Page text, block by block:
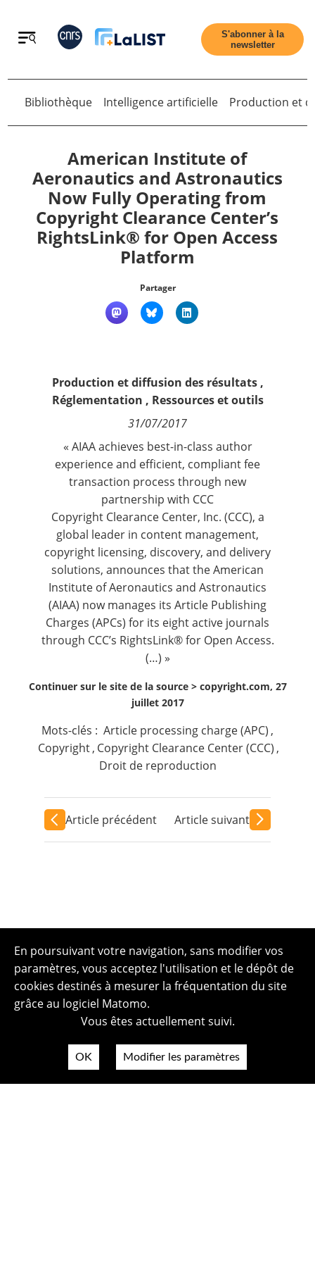
Retour
Accueil
Tous les articles
S'abonner à la
newsletter
Retour
Bibliothèque Intelligence artificielle Production et
American Institute of
Aeronautics and Astronautics
Now Fully Operating from
Copyright Clearance Center’s
RightsLink® for Open Access
Platform
Partager
Production et diffusion des résultats,
Réglementation , Ressources et outils
31/07/2017
« AIAA achieves best-in-class author
experience and efficient, compliant fee
transaction process through new
partnership with CCC
Copyright Clearance Center, Inc. (CCC), a
global leader in content management,
copyright licensing, discovery, and delivery
solutions, announces that theAmerican
Institute of Aeronautics and Astronautics
(AIAA) now manages its Article Publishing
Charges (APCs) for its eight active journals
through CCC’s RightsLink® for Open Access.
(…) »
Continuer sur le site de la source > copyright.com, 27
juillet 2017
Mots-clés : Article processing charge (APC) ,
Copyright, Copyright Clearance Center (CCC) ,
Droit de reproduction
Article précédent Article suivant
En poursuivant votre navigation, sans modifier vos
paramètres, vous acceptez l'utilisation et le dépôt de
cookies destinés à mesurer la fréquentation du site
grâce au logiciel Matomo.
Vous êtes actuellement suivi.
OK Modifier les paramètres